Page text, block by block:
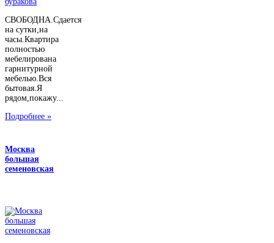
СВОБОДНА.Сдается
на сутки,на
часы.Квартира
полностью
мебелирована
гарнитурной
мебелью.Вся
бытовая.Я
рядом,покажу...
Подробнее »
Москва
большая
семеновская